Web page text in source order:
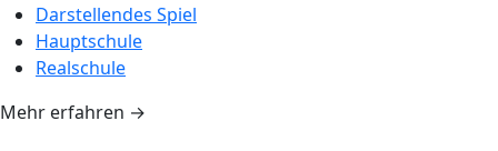
Darstellendes Spiel
Hauptschule
Realschule
Mehr erfahren →